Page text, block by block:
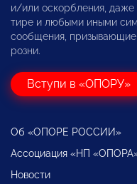
и/или оскорбления, даже
тире и любыми иными
сообщения,
розни.
Вступи в «ОПОРУ»
Об «ОПОРЕ РОССИИ»
Ассоциация «НП
Новости